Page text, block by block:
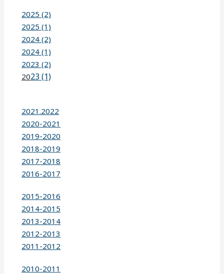
2025 (2)
2025 (1)
2024 (2)
2024 (1)
2023 (2)
2023 (1)
2021.2022
2020-2021
2019-2020
2018-2019
2017-2018
2016-2017
2015-2016
2014-2015
2013-2014
2012-2013
2011-2012
2010-2011